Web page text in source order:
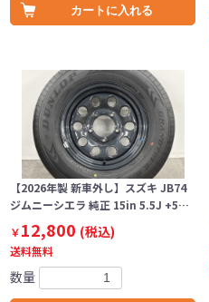
カートに入れる
【2026年製 新車外し】スズキ JB74
ジムニーシエラ 純正 15in 5.5J +5…
￥12,800 (税込)
送料無料
数量